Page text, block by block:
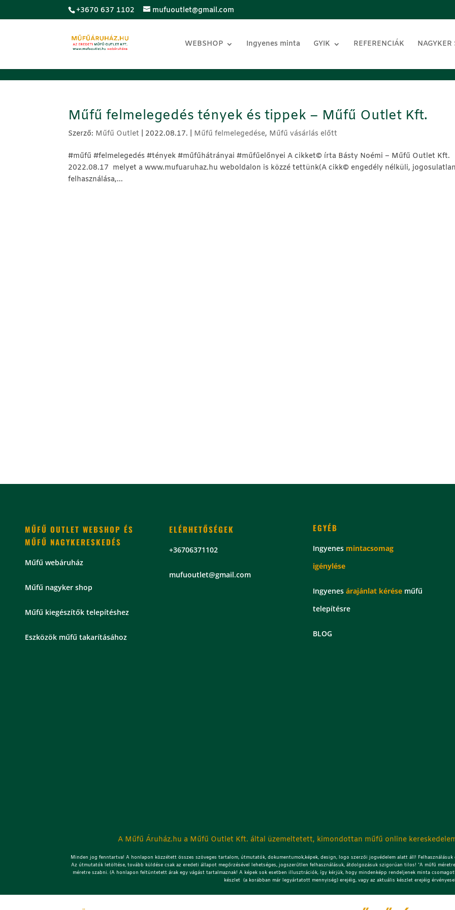
+3670 637 1102 mufuoutlet@gmail.com
WEBSHOP Ingyenes minta GYIK REFERENCIÁK NAGYKER
Műfű felmelegedés tények és tippek – Műfű Outlet Kft.
Szerző: Műfű Outlet 2022.08.17. Műfű felmelegedése, Műfű vásárlás előtt
#műfű #felmelegedés #tények #műfűhátrányai #műfűelőnyei A cikket©️ írta Básty Noémi – Műfű Outlet Kft.
2022.08.17 melyet a www.mufuaruhaz.hu weboldalon is közzé tettünk(A cikk©️ engedély nélküli, jogosulatlan
felhasználása,...
MŰFŰ OUTLET WEBSHOP ÉS
MŰFŰ NAGYKERESKEDÉS
Műfű webáruház
Műfű nagyker shop
Műfű kiegészítők telepítéshez
Eszközök műfű takarításához
ELÉRHETŐSÉGEK
+36706371102
mufuoutlet@gmail.com
EGYÉB
Ingyenes mintacsomag
igénylése
Ingyenesárajánlat kérése műfű
telepítésre
BLOG
A Műfű Áruház.hu a Műfű Outlet Kft. által üzemeltetett, kimondottan műfű online
Minden jog fenntartva! A honlapon közzétett összes szöveges tartalom, útmutatók, dokumentumok,képek, design, logo szerzői jogvédelem alatt áll!
Az útmutatók letöltése, tovább küldése csak az eredeti állapot megőrzésével lehetséges, jogszerűtlen felhasználásuk, átdolgozásuk szigorúan tilos! *A műfű
méretre szabni. (A honlapon feltüntetett árak egy vágást tartalmaznak! A képek sok esetben illusztrációk, így kérjük, hogy mindenképp rendeljenek minta
készlet (a korábban már legyártatott mennyiség) erejéig, vagy az aktuális készlet erejéig